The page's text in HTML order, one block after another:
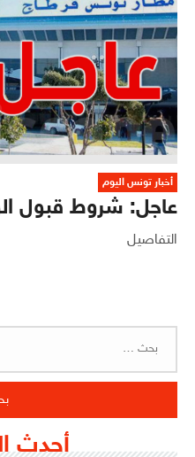
أخبار تونس اليوم
عاجل: شروط قبول
التفاصيل
أحدث